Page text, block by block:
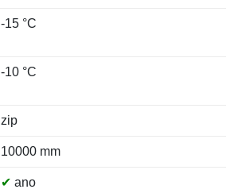
-15 °C
-10 °C
zip
10000 mm
✔ ano